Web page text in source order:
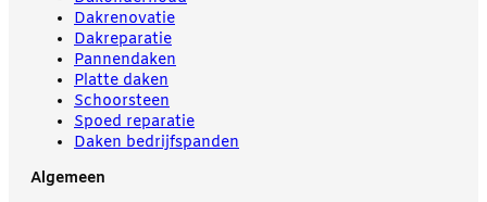
Dakrenovatie
Dakreparatie
Pannendaken
Platte daken
Schoorsteen
Spoed reparatie
Daken bedrijfspanden
Algemeen